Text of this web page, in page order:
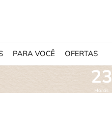
PARA VOCÊ OFERTAS
23
Horas